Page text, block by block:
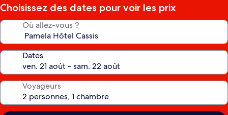
Choisissez des dates pour voir les prix
Où allez-vous ?
Dates
Voyageurs